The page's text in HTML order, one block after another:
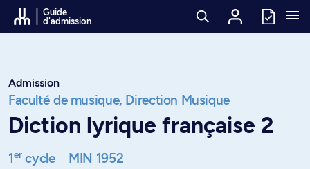
Passer au contenu
Guide
d'admission
Admission
Faculté de musique, Direction Musique
Diction lyrique française 2
1ercycle MIN 1952